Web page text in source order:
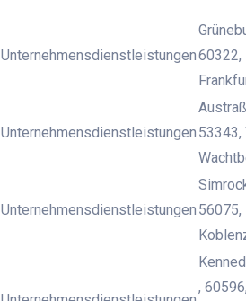
Unternehmensdienstleistungen60322,
Unternehmensdienstleistungen 53343,
Unternehmensdienstleistungen 56075,
,